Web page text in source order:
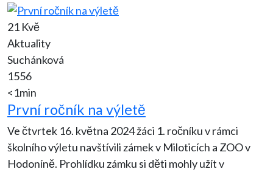
21 Kvě
Aktuality
Suchánková
1556
<1min
První ročník na výletě
Ve čtvrtek 16. května 2024 žáci 1. ročníku v rámci
školního výletu navštívili zámek v Miloticích a ZOO v
Hodoníně. Prohlídku zámku si děti mohly užít v